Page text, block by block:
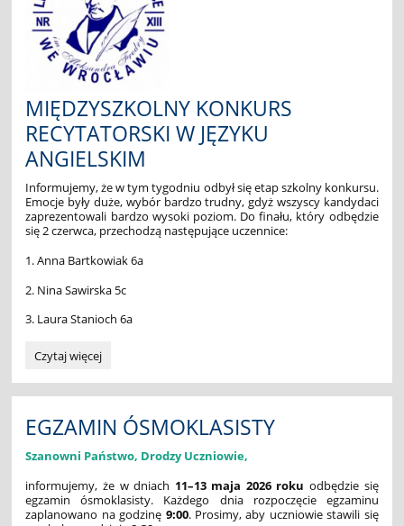
MIĘDZYSZKOLNY KONKURS
RECYTATORSKI W JĘZYKU
ANGIELSKIM
Informujemy, że w tym tygodniu odbył się etap szkolny konkursu.
Emocje były duże, wybór bardzo trudny, gdyż wszyscy kandydaci
zaprezentowali bardzo wysoki poziom. Do finału, który odbędzie
się 2 czerwca, przechodzą następujące uczennice:
1. Anna Bartkowiak 6a
2. Nina Sawirska 5c
3. Laura Stanioch 6a
MIĘDZYSZKOLNY
RECYTATORSKI
JĘZYKU
ANGIELSKIM:
Czytaj więcej
EGZAMIN ÓSMOKLASISTY
Szanowni Państwo, Drodzy Uczniowie,
informujemy, że w dniach 11–13 maja 2026 roku odbędzie się
egzamin ósmoklasisty. Każdego dnia rozpoczęcie egzaminu
zaplanowano na godzinę 9:00. Prosimy, aby uczniowie stawili się